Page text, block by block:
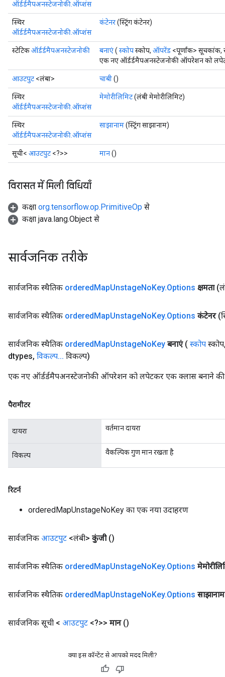
ऑर्डर्डमैपअनस्टेजनोकी.ऑप्शंस
स्थिर
ऑर्डर्डमैपअनस्टेजनोकी.ऑप्शंस
कंटेनर(स्ट्रिंग कंटेनर)
स्टेटिकऑर्डर्डमैपअनस्टेजनोकी बनाएं( स्कोपस्कोप, ऑपरेंड <पूर्णांक> सूचकांक,
एक नए ऑर्डर्डमैपअनस्टेजनोकी ऑपरेशन को
आउटपुट <लंबा> चाबी()
स्थिर
ऑर्डर्डमैपअनस्टेजनोकी.ऑप्शंस
मेमोरीलिमिट(लंबी मेमोरीलिमिट)
स्थिर
ऑर्डर्डमैपअनस्टेजनोकी.ऑप्शंस
साझानाम(स्ट्रिंग साझानाम)
सूची< आउटपुट <?>> मान()
विरासत में मिली विधियाँ
कक्षा org.tensorflow.op.PrimitiveOp से
कक्षा java.lang.Object से
सार्वजनिक तरीके
सार्वजनिक स्थैतिक orderedMapUnstageNoKey.Options क्षमता
सार्वजनिक स्थैतिक orderedMapUnstageNoKey.Options कंटेनर
सार्वजनिक स्थैतिक orderedMapUnstageNoKey बनाएं ( स्कोप स्कोप
dtypes, विकल्प... विकल्प)
एक नए ऑर्डर्डमैपअनस्टेजनोकी ऑपरेशन को लपेटकर एक क्लास बनाने की
पैरामीटर
दायरा वर्तमान दायरा
विकल्प वैकल्पिक गुण मान रखता है
रिटर्न
orderedMapUnstageNoKey का एक नया उदाहरण
सार्वजनिक आउटपुट <लंबी> कुंजी ()
सार्वजनिक स्थैतिक orderedMapUnstageNoKey.Options
सार्वजनिक स्थैतिक orderedMapUnstageNoKey.Options साझानाम
सार्वजनिक सूची < आउटपुट <?>> मान ()
क्या इस कॉन्टेंट से आपको मदद मिली?